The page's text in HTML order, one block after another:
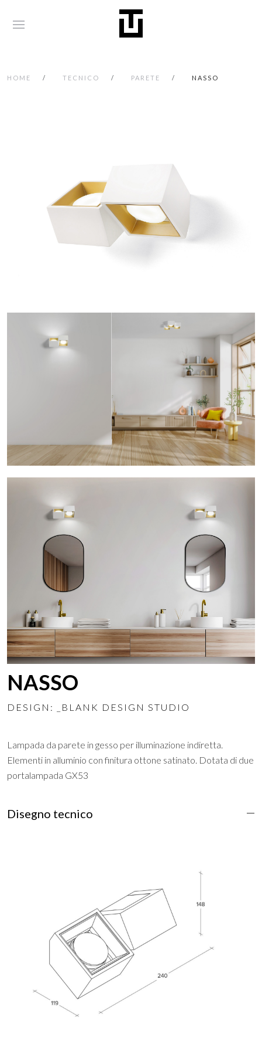
HOME TECNICO PARETE NASSO
NASSO
DESIGN: _BLANK DESIGN STUDIO
Lampada da parete in gesso per illuminazione indiretta.
Elementi in alluminio con finitura ottone satinato. Dotata di due
portalampada GX53
Disegno tecnico